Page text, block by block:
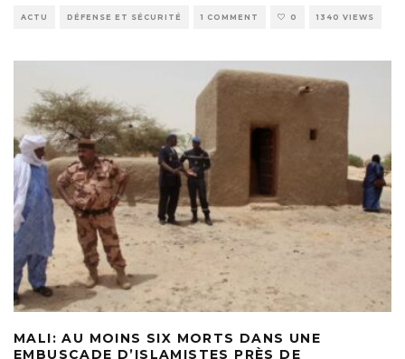
ACTU DÉFENSE ET SÉCURITÉ 1 COMMENT 0 1340 VIEWS
MALI: AU MOINS SIX MORTS DANS UNE
EMBUSCADE D’ISLAMISTES PRÈS DE